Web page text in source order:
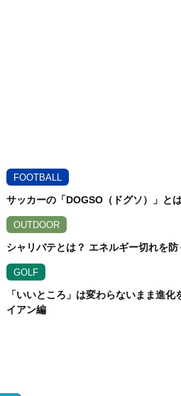
FOOTBALL
サッカーの「DOGSO（ドグソ）」と
OUTDOOR
シャリバテとは？ エネルギー切れを
GOLF
「いいところ」は変わらないまま進
イアン編